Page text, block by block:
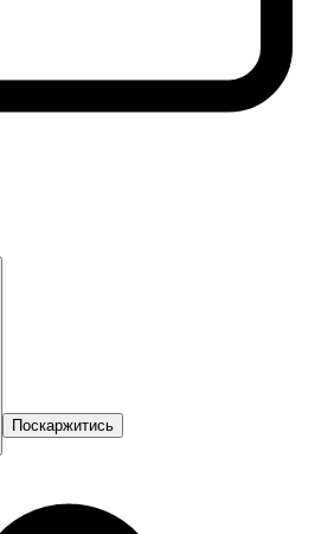
Поскаржитись